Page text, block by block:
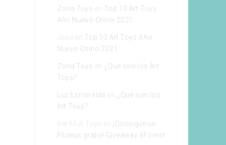
Zona Toys en Top 10 Art Toys
Año Nuevo Chino 2021
Jose en Top 10 Art Toys Año
Nuevo Chino 2021
Zona Toys en
¿Qué son los Art
Toys?
Luz Esmeralda en ¿Qué son los
Art Toys?
Der Müll Toys en ¡Consigue un
Pluteus gratis! Giveaway 6Forest